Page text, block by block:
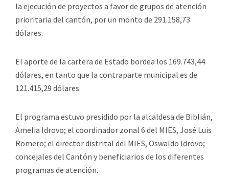
la ejecución de proyectos a favor de grupos de atención
prioritaria del cantón, por un monto de 291.158,73
dólares.
El aporte de la cartera de Estado bordea los 169.743,44
dólares, en tanto que la contraparte municipal es de
121.415,29 dólares.
El programa estuvo presidido por la alcaldesa de Biblián,
Amelia Idrovo; el coordinador zonal 6 del MIES, José Luis
Romero; el director distrital del MIES, Oswaldo Idrovo;
concejales del Cantón y beneficiarios de los diferentes
programas de atención.